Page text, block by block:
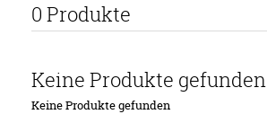
0 Produkte
Keine Produkte gefunden
Keine Produkte gefunden